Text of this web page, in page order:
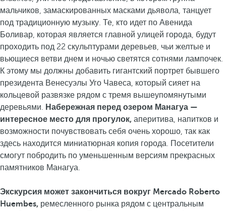
мальчиков, замаскированных масками дьявола, танцует
под традиционную музыку. Те, кто идет по Авенида
Боливар, которая является главной улицей города, будут
проходить под 22 скульптурами деревьев, чьи желтые и
вьющиеся ветви днем и ночью светятся сотнями лампочек.
К этому мы должны добавить гигантский портрет бывшего
президента Венесуэлы Уго Чавеса, который сияет на
кольцевой развязке рядом с тремя вышеупомянутыми
деревьями. Набережная перед озером Манагуа —
интересное место для прогулок, аперитива, напитков и
возможности почувствовать себя очень хорошо, так как
здесь находится миниатюрная копия города. Посетители
смогут побродить по уменьшенным версиям прекрасных
памятников Манагуа.
Экскурсия может закончиться вокруг Mercado Roberto
Huembes, ремесленного рынка рядом с центральным